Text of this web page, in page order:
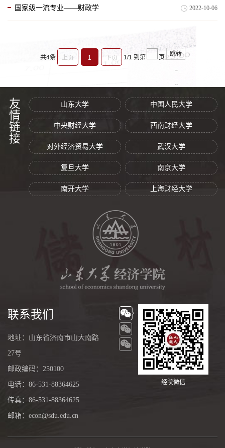
国家级一流专业——财政学 2022-10-06
共4条 上页 1 下页 1/1 到第 页
跳转
友情链接 山东大学 中国人民大学
中央财经大学 西南财经大学
对外经济贸易大学 武汉大学
复旦大学 南京大学
南开大学 上海财经大学
联系我们
地址：山东省济南市山大南路
27号
邮政编码：250100
电话：86-531-88364625
传真：86-531-88364625
邮箱：econ@sdu.edu.cn
经院微信